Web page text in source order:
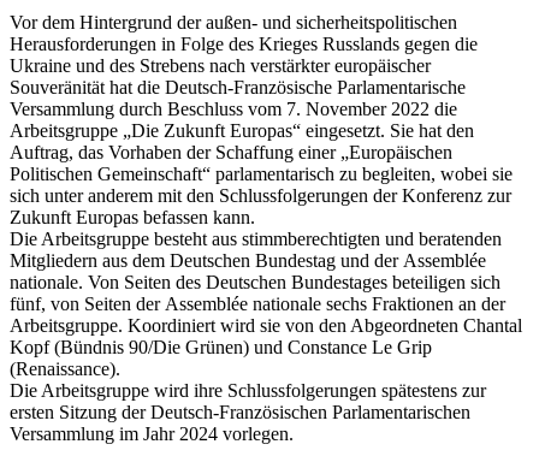
Vor dem Hintergrund der außen- und sicherheitspolitischen
Herausforderungen in Folge des Krieges Russlands gegen die
Ukraine und des Strebens nach verstärkter europäischer
Souveränität hat die Deutsch-Französische Parlamentarische
Versammlung durch Beschluss vom 7. November 2022 die
Arbeitsgruppe „Die Zukunft Europas“ eingesetzt. Sie hat den
Auftrag, das Vorhaben der Schaffung einer „Europäischen
Politischen Gemeinschaft“ parlamentarisch zu begleiten, wobei sie
sich unter anderem mit den Schlussfolgerungen der Konferenz zur
Zukunft Europas befassen kann.
Die Arbeitsgruppe besteht aus stimmberechtigten und beratenden
Mitgliedern aus dem Deutschen Bundestag und der Assemblée
nationale. Von Seiten des Deutschen Bundestages beteiligen sich
fünf, von Seiten der Assemblée nationale sechs Fraktionen an der
Arbeitsgruppe. Koordiniert wird sie von den Abgeordneten Chantal
Kopf (Bündnis 90/Die Grünen) und Constance Le Grip
(Renaissance).
Die Arbeitsgruppe wird ihre Schlussfolgerungen spätestens zur
ersten Sitzung der Deutsch-Französischen Parlamentarischen
Versammlung im Jahr 2024 vorlegen.